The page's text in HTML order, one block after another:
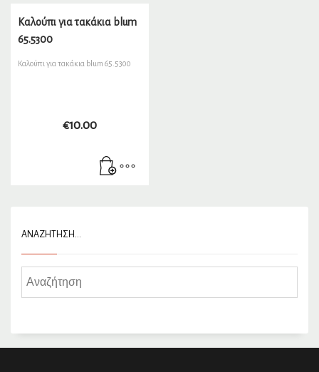
Καλούπι για τακάκια blum
65.5300
Καλούπι για τακάκια blum 65.5300
€10.00
ΑΝΑΖΉΤΗΣΗ…